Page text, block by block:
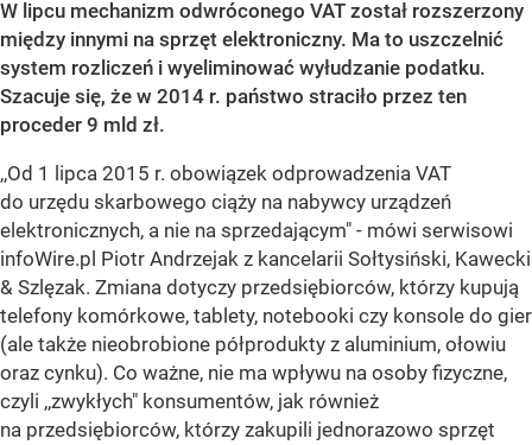
W lipcu mechanizm odwróconego VAT został rozszerzony
między innymi na sprzęt elektroniczny. Ma to uszczelnić
system rozliczeń i wyeliminować wyłudzanie podatku.
Szacuje się, że w 2014 r. państwo straciło przez ten
proceder 9 mld zł.
,,Od 1 lipca 2015 r. obowiązek odprowadzenia VAT
do urzędu skarbowego ciąży na nabywcy urządzeń
elektronicznych, a nie na sprzedającym" - mówi serwisowi
infoWire.pl Piotr Andrzejak z kancelarii Sołtysiński, Kawecki
& Szlęzak. Zmiana dotyczy przedsiębiorców, którzy kupują
telefony komórkowe, tablety, notebooki czy konsole do gier
(ale także nieobrobione półprodukty z aluminium, ołowiu
oraz cynku). Co ważne, nie ma wpływu na osoby fizyczne,
czyli ,,zwykłych" konsumentów, jak również
na przedsiębiorców, którzy zakupili jednorazowo sprzęt